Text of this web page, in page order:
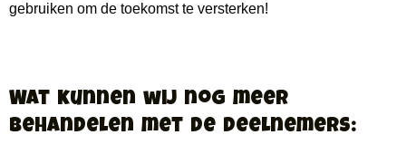
gebruiken om de toekomst te versterken!
Wat kunnen wij nog meer
behandelen met de deelnemers: